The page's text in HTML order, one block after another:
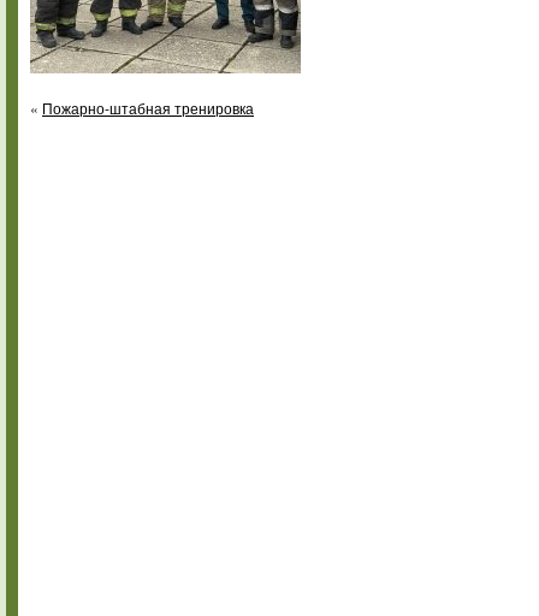
« Пожарно-штабная тренировка